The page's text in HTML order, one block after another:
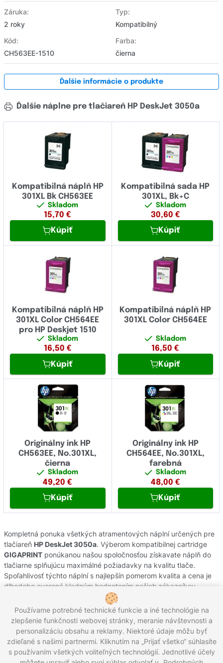
Záruka:
2 roky
Typ:
Kompatibilný
Kód:
CH563EE-1510
Farba:
čierna
Ďalšie informácie o produkte
Ďalšie náplne pre tlačiareň HP DeskJet 3050a
Kompatibilná náplň HP
301XL Bk CH563EE
Skladom
15,70 €
Kúpiť
Kompatibilná sada HP
301XL, Bk+C
Skladom
30,60 €
Kúpiť
Kompatibilná náplň HP
301XL Color CH564EE
pro HP Deskjet 1510
Skladom
16,50 €
Kúpiť
Kompatibilná náplň HP
301XL Color CH564EE
Skladom
16,50 €
Kúpiť
Originálny ink HP
CH563EE, No.301XL,
čierna
Skladom
49,20 €
Kúpiť
Originálny ink HP
CH564EE, No.301XL,
farebná
Skladom
48,00 €
Kúpiť
Kompletná ponuka všetkých atramentových náplní určených pre
tlačiareň HP DeskJet 3050a. Výberom kompatibilnej cartridge
GIGAPRINT ponúkanou našou spoločnosťou získavate náplň do
tlačiarne splňujúcu maximálné požiadavky na kvalitu tlače.
Spoľahlivosť týchto náplní s najlepšín pomerom kvalita a cena je
dlhodobo overená kladným hodnotením našich zákazníkov.
Originálne atramentové cartridge od výrobcov
oficiálnej slovenskej distribúcie s garanciou pôvodu. Potrebujete
poradiť s výberom náplní do Vašej tlačiarne, kontaktujte náš
zákaznícky servis, kde Vám radi pomôžeme.
Používame potrebné technické funkcie a iné technológie na
zlepšenie funkčnosti webovej stránky, meranie návštevnosti a
personalizáciu obsahu a reklamy. Niektoré údaje môžu byť
zdieľané s našimi partnermi. Kliknutím na „Prijať všetko“ súhlasíte
s používaním všetkých voliteľných technológií. Jednotlivé účely